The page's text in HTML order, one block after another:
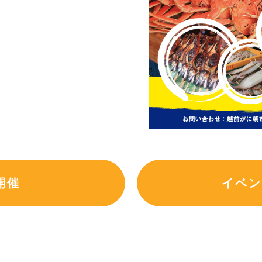
催 イベ